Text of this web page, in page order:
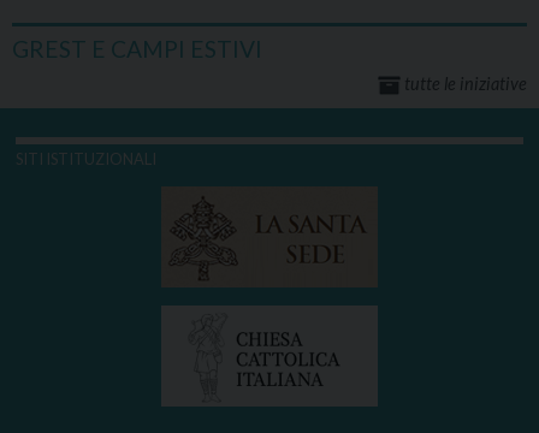
GREST E CAMPI ESTIVI
tutte le iniziative
SITI ISTITUZIONALI